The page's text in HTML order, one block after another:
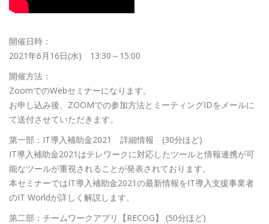
開催日時：
2021年6月16日(水) 13:30～15:00
開催方法：
ZoomでのWebセミナーになります。
お申し込み後、 ZOOMでの参加方法とミーティングIDをメールに
て送付させていただきます。
第一部：IT導入補助金2021 詳細情報 (30分ほど)
IT導入補助金2021はテレワークに対応したツールと情報連携が可
能なツールが重視されることが発表されております。
本セミナーではIT導入補助金2021の最新情報をIT導入支援事業者
のIT Worldが詳しく解説します。
第二部：チームワークアプリ【RECOG】 (50分ほど)